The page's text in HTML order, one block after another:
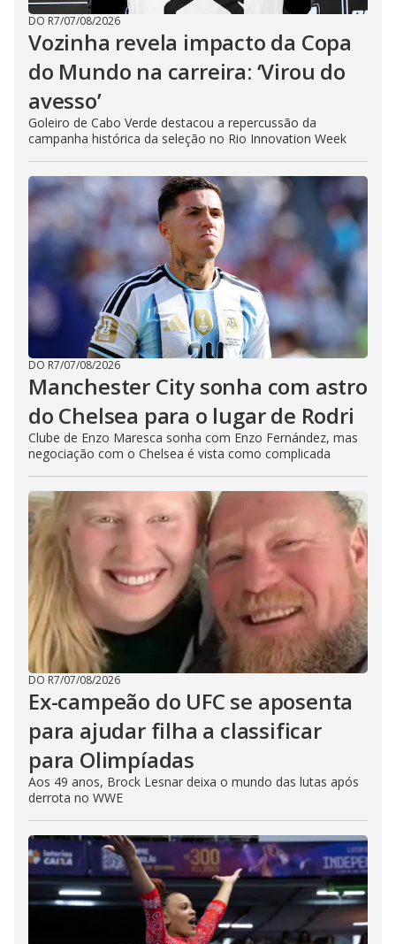
DO R7/07/08/2026
Vozinha revela impacto da Copa
do Mundo na carreira: ‘Virou do
avesso’
Goleiro de Cabo Verde destacou a repercussão da
campanha histórica da seleção no Rio Innovation Week
DO R7/07/08/2026
Manchester City sonha com astro
do Chelsea para o lugar de Rodri
Clube de Enzo Maresca sonha com Enzo Fernández, mas
negociação com o Chelsea é vista como complicada
DO R7/07/08/2026
Ex-campeão do UFC se aposenta
para ajudar filha a classificar
para Olimpíadas
Aos 49 anos, Brock Lesnar deixa o mundo das lutas após
derrota no WWE